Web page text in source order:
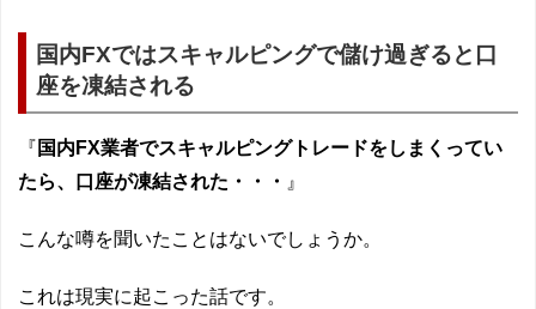
国内FXではスキャルピングで儲け過ぎると口
座を凍結される
『 国内FX業者でスキャルピングトレードをしまくってい
たら、口座が凍結された・・・ 』
こんな噂を聞いたことはないでしょうか。
これは現実に起こった話です。